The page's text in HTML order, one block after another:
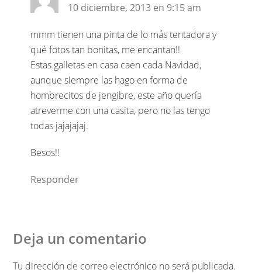
10 diciembre, 2013 en 9:15 am
mmm tienen una pinta de lo más tentadora y
qué fotos tan bonitas, me encantan!!
Estas galletas en casa caen cada Navidad,
aunque siempre las hago en forma de
hombrecitos de jengibre, este año quería
atreverme con una casita, pero no las tengo
todas jajajajaj.
Besos!!
Responder
Deja un comentario
Tu dirección de correo electrónico no será publicada.